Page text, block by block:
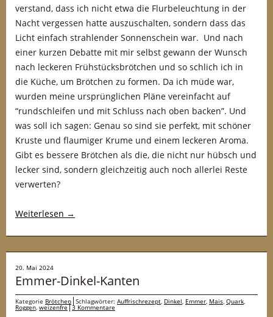
verstand, dass ich nicht etwa die Flurbeleuchtung in der
Nacht vergessen hatte auszuschalten, sondern dass das
Licht einfach strahlender Sonnenschein war. Und nach
einer kurzen Debatte mit mir selbst gewann der Wunsch
nach leckeren Frühstücksbrötchen und so schlich ich in
die Küche, um Brötchen zu formen. Da ich müde war,
wurden meine ursprünglichen Pläne vereinfacht auf
“rundschleifen und mit Schluss nach oben backen”. Und
was soll ich sagen: Genau so sind sie perfekt, mit schöner
Kruste und flaumiger Krume und einem leckeren Aroma.
Gibt es bessere Brötchen als die, die nicht nur hübsch und
lecker sind, sondern gleichzeitig auch noch allerlei Reste
verwerten?
Weiterlesen →
20. Mai 2024
Emmer-Dinkel-Kanten
Kategorie Brötchen Schlagwörter: Auffrischrezept, Dinkel, Emmer, Mais, Quark,
Roggen, weizenfre 3 Kommentare